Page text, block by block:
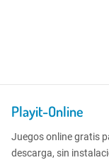
Playit-Online
Juegos online gratis
descarga, sin